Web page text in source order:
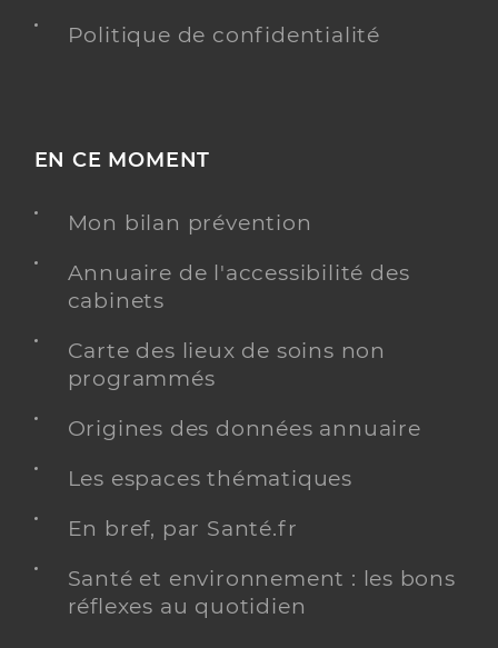
Politique de confidentialité
EN CE MOMENT
Mon bilan prévention
Annuaire de l'accessibilité des
cabinets
Carte des lieux de soins non
programmés
Origines des données annuaire
Les espaces thématiques
En bref, par Santé.fr
Santé et environnement : les bons
réflexes au quotidien